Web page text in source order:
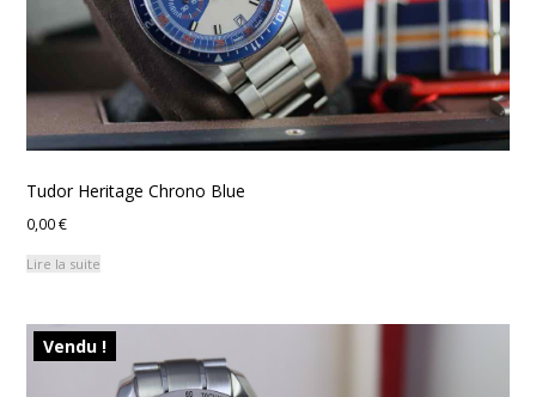
Tudor Heritage Chrono Blue
0,00€
Lire la suite
Vendu !